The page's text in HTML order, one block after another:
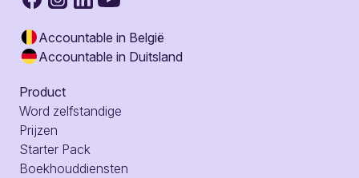
Accountable in België
Accountable in Duitsland
Product
Word zelfstandige
Prijzen
Starter Pack
Boekhouddiensten